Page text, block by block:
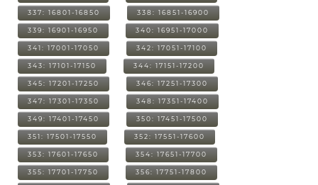
337: 16801-16850 338: 16851-16900
339: 16901-16950 340: 16951-17000
341: 17001-17050 342: 17051-17100
343: 17101-17150 344: 17151-17200
345: 17201-17250 346: 17251-17300
347: 17301-17350 348: 17351-17400
349: 17401-17450 350: 17451-17500
351: 17501-17550 352: 17551-17600
353: 17601-17650 354: 17651-17700
355: 17701-17750 356: 17751-17800